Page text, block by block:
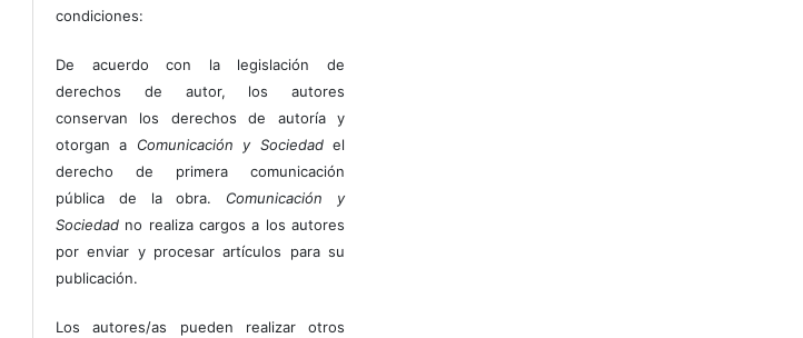
condiciones:
De acuerdo con la legislación de
derechos de autor, los autores
conservan los derechos de autoría y
otorgan a Comunicación y Sociedadel
derecho de primera comunicación
pública de la obra. Comunicación y
Sociedad no realiza cargos a los autores
por enviar y procesar artículos para su
publicación.
Los autores/as pueden realizar otros